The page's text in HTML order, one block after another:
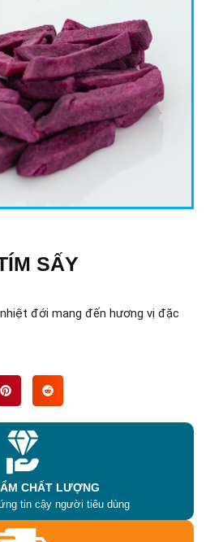
SẤY
đới mang đến hương vị đặc
CHẤT LƯỢNG
tin cậy người tiêu dùng